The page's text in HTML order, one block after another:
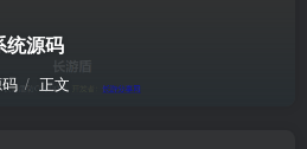
统源码
正文